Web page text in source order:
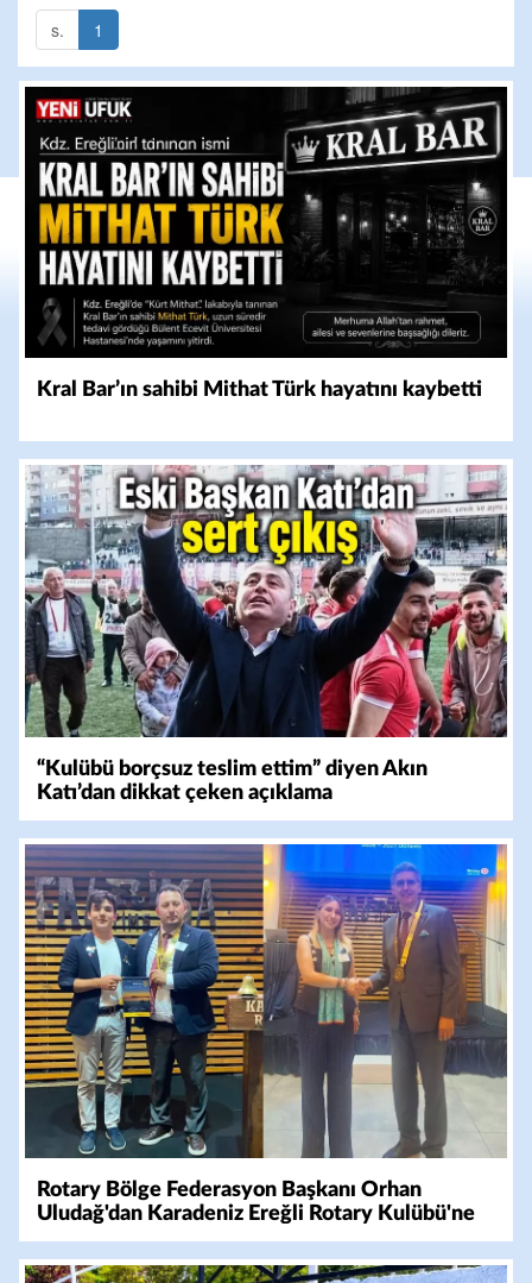
s. 1
Kral Bar’ın sahibi Mithat Türk hayatını kaybetti
“Kulübü borçsuz teslim ettim” diyen Akın
Katı’dan dikkat çeken açıklama
Rotary Bölge Federasyon Başkanı Orhan
Uludağ'dan Karadeniz Ereğli Rotary Kulübü'ne
Ziyaret